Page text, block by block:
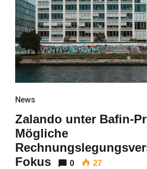
News
Zalando unter Bafin-
Mögliche
Fokus
0 27